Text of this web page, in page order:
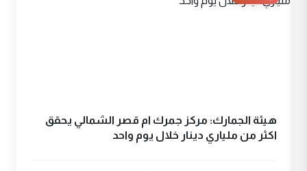
هيئة الجمارك: مركز جمرك ام قصر الشمالي يحقق
اكثر من ملياري دينار خلال يوم واحد